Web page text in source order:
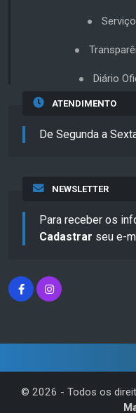
Diário
ATENDIMENTO
De Segunda a
NEWSLETTER
Para receber os
Cadastrar seu e-
© 2026 - Todos os